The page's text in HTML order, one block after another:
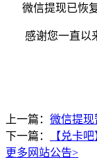
微信提现已恢复
感谢您一直以来
上一篇： 微信提现
下一篇：
【兑卡
更多网站公告>